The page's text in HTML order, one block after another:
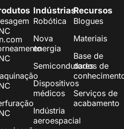
Indústrias
Robótica
Nova
energia
Semicondutores
Dispositivos
médicos
Indústria
aeroespacial
Recursos
Blogues
Materiais
Base de
dados de
Serviços de
acabamento